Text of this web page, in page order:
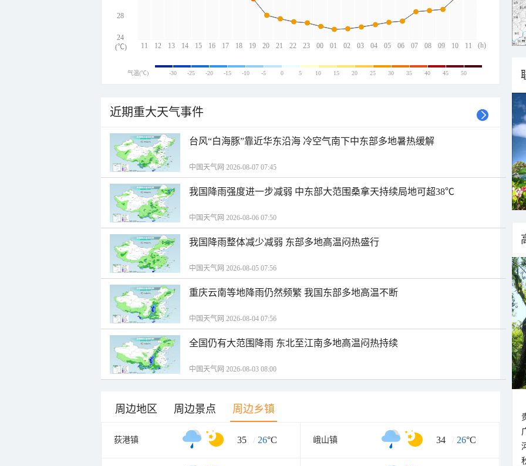
11 12 13 14 15 16 17 18 19 20 21 22 23 00 01 02 03 04 05 06 07 08 09 10 11
28
24
(h)
(℃)
气温(℃) -30 -25 -20 -15 -10 -5 0 5 10 15 20 25 30 35 40 45 50
近期重大天气事件
台风“白海豚”靠近华东沿海 冷空气南下中东部多地暑热缓解
中国天气网 2026-08-07 07:45
我国降雨强度进一步减弱 中东部大范围桑拿天持续局地可超38℃
中国天气网 2026-08-06 07:50
我国降雨整体减少减弱 东部多地高温闷热盛行
中国天气网 2026-08-05 07:56
重庆云南等地降雨仍然频繁 我国东部多地高温不断
中国天气网 2026-08-04 07:56
全国仍有大范围降雨 东北至江南多地高温闷热持续
中国天气网 2026-08-03 08:00
周边地区 周边景点 周边乡镇
荻港镇 35 / 26°C 峨山镇 34 / 26°C